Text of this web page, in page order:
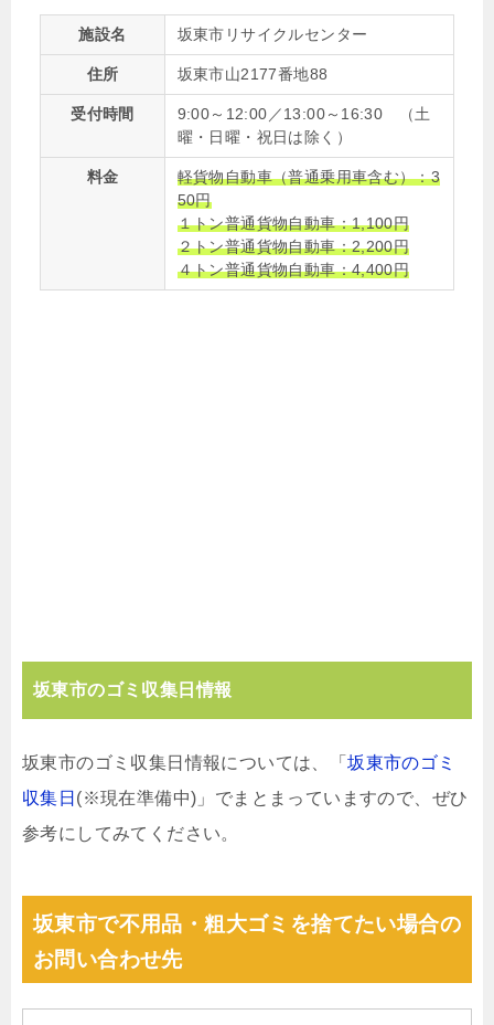
施設名 坂東市リサイクルセンター
住所 坂東市山2177番地88
受付時間
9:00～12:00／13:00～16:30 （土
曜・日曜・祝日は除く）
料金
軽貨物自動車（普通乗用車含む）：3
50円
１トン普通貨物自動車：1,100円
２トン普通貨物自動車：2,200円
４トン普通貨物自動車：4,400円
坂東市のゴミ収集日情報
坂東市のゴミ収集日情報については、「坂東市のゴミ
収集日 (※現在準備中)」でまとまっていますので、ぜひ
参考にしてみてください。
坂東市で不用品・粗大ゴミを捨てたい場合の
お問い合わせ先